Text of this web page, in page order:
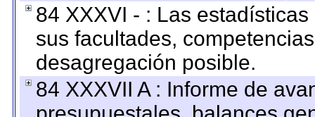
84 XXXVI - : Las
sus facultades,
desagregación posible.
84 XXXVII A : Informe de